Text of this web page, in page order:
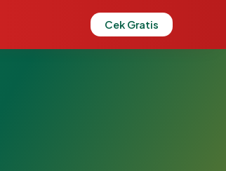
Cek Gratis